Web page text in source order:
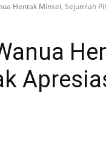
Hentak Minsel, Sejumlah